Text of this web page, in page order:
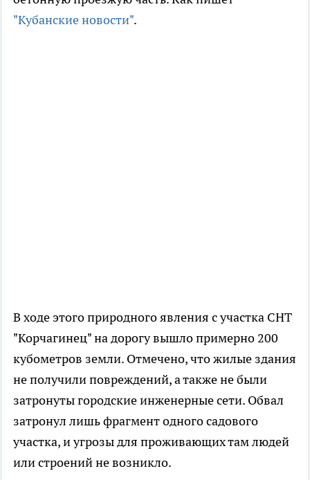
"Кубанские новости".
В ходе этого природного явления с участка СНТ
"Корчагинец" на дорогу вышло примерно 200
кубометров земли. Отмечено, что жилые здания
не получили повреждений, а также не были
затронуты городские инженерные сети. Обвал
затронул лишь фрагмент одного садового
участка, и угрозы для проживающих там людей
или строений не возникло.